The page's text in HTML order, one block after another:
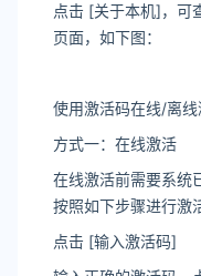
点击 [关于本机]，可
页面，如下图：
使用激活码在线/离线
方式一：在线激活
在线激活前需要系统
按照如下步骤进行激
点击 [输入激活码]